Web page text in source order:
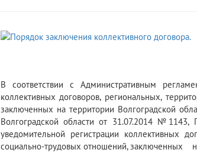
В соответствии с Административным
коллективных договоров, региональных,
заключенных на территории Волгоградской
Волгоградской области от 31.07.2014 №1143,
уведомительной регистрации коллективных
социально-трудовых отношений, заключенных